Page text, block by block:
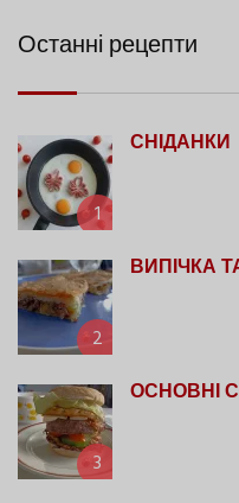
Останні рецепти
1
СНІДАНКИ
2
ВИПІЧКА
3
ОСНОВНІ